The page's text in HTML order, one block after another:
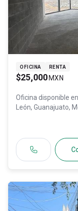
OFICINA RENTA
$25,000 MXN
Oficina disponible
León, Guanajuato,